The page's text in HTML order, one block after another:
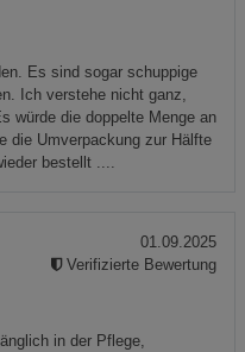
Es sind sogar schuppige
Ich verstehe nicht ganz,
würde die doppelte Menge an
die Umverpackung zur Hälfte
bestellt ....
in der Pflege,
01.09.2025
Verifizierte Bewertung